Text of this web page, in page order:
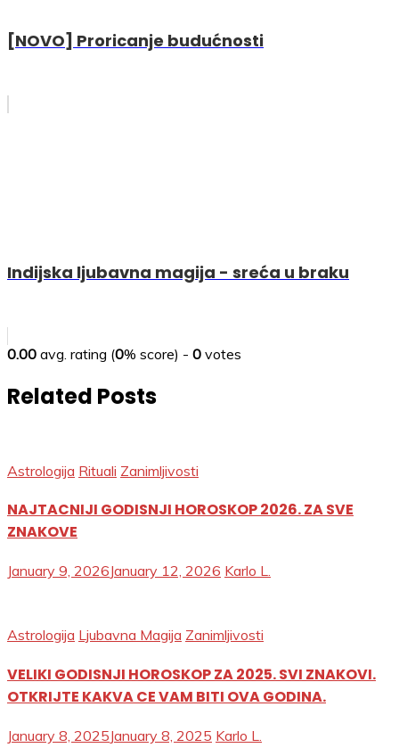
[NOVO] Proricanje budućnosti
Indijska ljubavna magija - sreća u braku
0.00 avg. rating (0% score) - 0 votes
Related Posts
Astrologija Rituali Zanimljivosti
NAJTACNIJI GODISNJI HOROSKOP 2026. ZA SVE
ZNAKOVE
January 9, 2026January 12, 2026 Karlo L.
Astrologija Ljubavna Magija Zanimljivosti
VELIKI GODISNJI HOROSKOP ZA 2025. SVI ZNAKOVI.
OTKRIJTE KAKVA CE VAM BITI OVA GODINA.
January 8, 2025January 8, 2025 Karlo L.